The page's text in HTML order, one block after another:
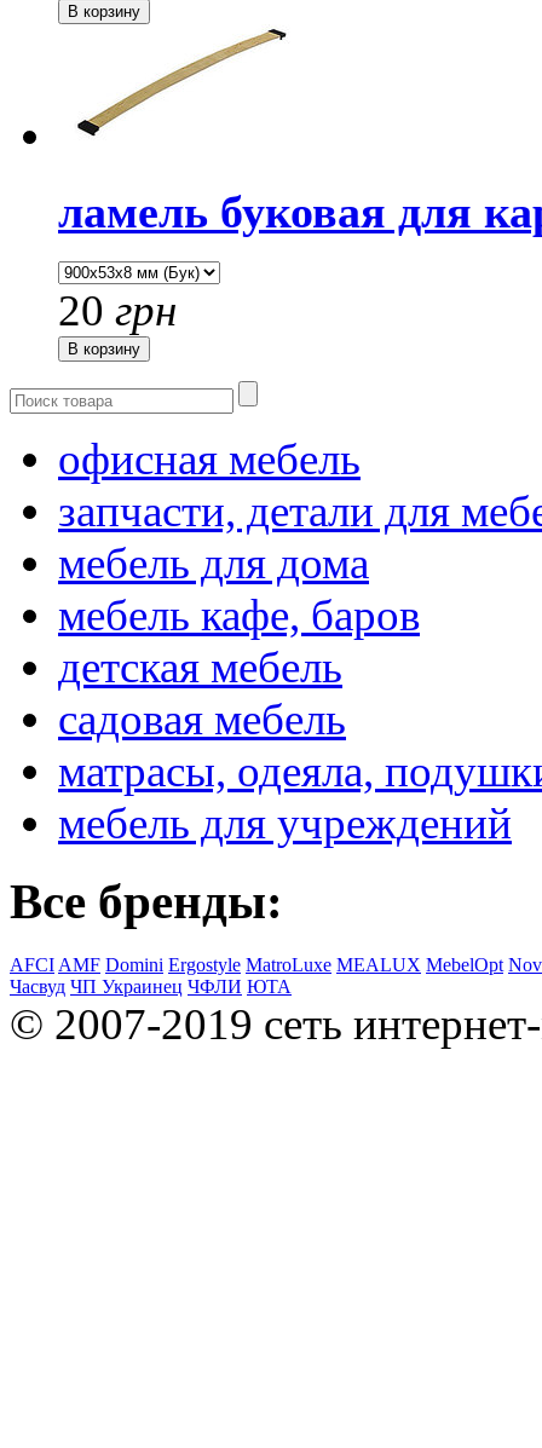
ламель буковая для
20 грн
офисная мебель
запчасти, детали для
мебель для дома
мебель кафе, баров
детская мебель
садовая мебель
матрасы, одеяла,
мебель для учреждений
Все бренды:
AFCI AMF Domini Ergostyle MatroLuxe MEALUX MebelOpt
Часвуд ЧП Украинец ЧФЛИ ЮТА
© 2007-2019 сеть